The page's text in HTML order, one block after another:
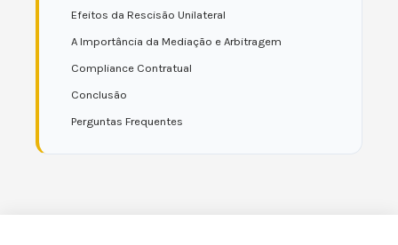
Efeitos da Rescisão Unilateral
A Importância da Mediação e Arbitragem
Compliance Contratual
Conclusão
Perguntas Frequentes